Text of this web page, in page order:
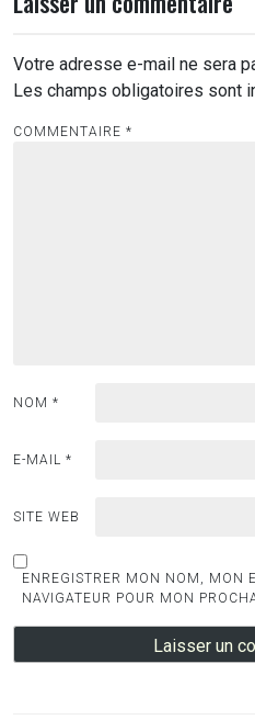
Votre adresse e-mail ne sera
Les champs obligatoires sont
COMMENTAIRE *
NOM *
E-MAIL *
SITE WEB
ENREGISTRER MON NOM, MON
NAVIGATEUR POUR MON